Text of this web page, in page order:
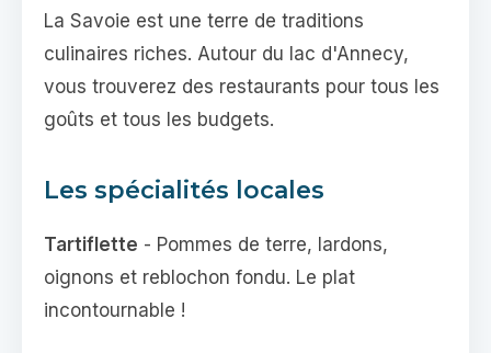
La Savoie est une terre de traditions
culinaires riches. Autour du lac d'Annecy,
vous trouverez des restaurants pour tous les
goûts et tous les budgets.
Les spécialités locales
Tartiflette - Pommes de terre, lardons,
oignons et reblochon fondu. Le plat
incontournable !